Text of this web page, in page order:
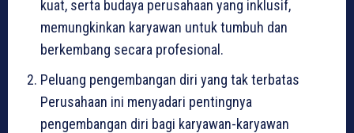
kuat, serta budaya perusahaan yang inklusif,
memungkinkan karyawan untuk tumbuh dan
berkembang secara profesional.
Peluang pengembangan diri yang tak terbatas
Perusahaan ini menyadari pentingnya
pengembangan diri bagi karyawan-karyawan